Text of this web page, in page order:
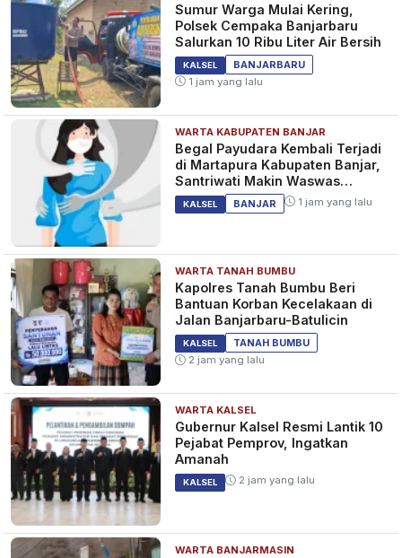
Sumur Warga Mulai Kering,
Polsek Cempaka Banjarbaru
Salurkan 10 Ribu Liter Air Bersih
KALSEL
BANJARBARU
1 jam yang lalu
WARTA KABUPATEN BANJAR
Begal Payudara Kembali Terjadi
di Martapura Kabupaten Banjar,
Santriwati Makin Waswas
Melintas
KALSEL BANJAR 1 jam yang lalu
WARTA TANAH BUMBU
Kapolres Tanah Bumbu Beri
Bantuan Korban Kecelakaan di
Jalan Banjarbaru-Batulicin
KALSEL
TANAH BUMBU
2 jam yang lalu
WARTA KALSEL
Gubernur Kalsel Resmi Lantik 10
Pejabat Pemprov, Ingatkan
Amanah
KALSEL 2 jam yang lalu
WARTA BANJARMASIN